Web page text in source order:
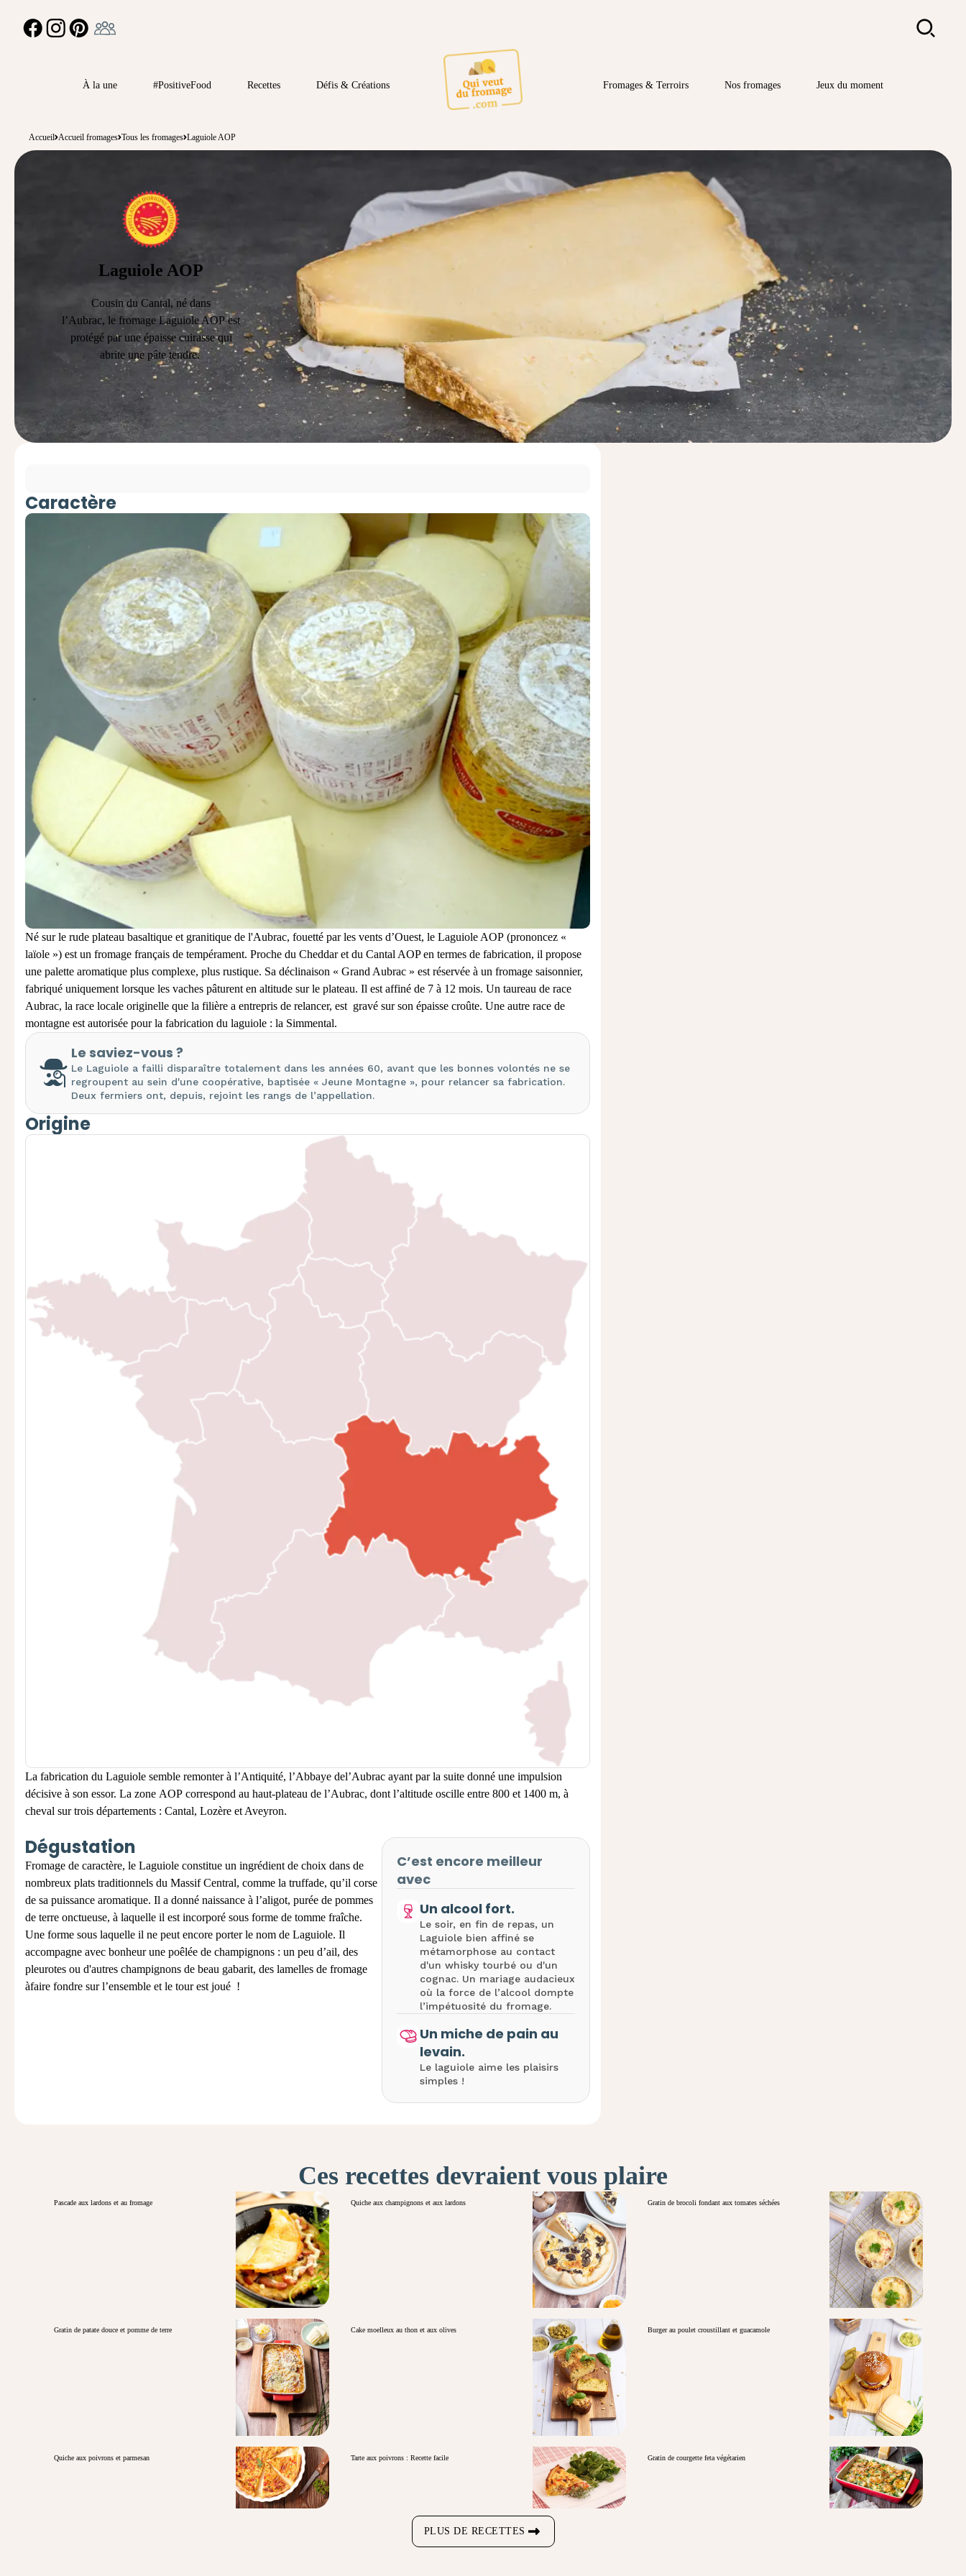
FACEBOOKINSTAGRAMPINTEREST Rechercher
À la une #PositiveFood Recettes Défis & Créations Fromages & Terroirs Nos fromages Jeux du moment
Accueil Accueil fromages Tous les fromages Laguiole AOP
Laguiole AOP
Cousin du Cantal, né dans
l’Aubrac, le fromage Laguiole AOPest
protégé par une épaisse cuirasse qui
abrite une pâte tendre.
Caractère
Né sur le rude plateau basaltique et granitique de l'Aubrac, fouetté par les vents d’Ouest, le Laguiole AOP (prononcez «
laïole ») est un fromage français de tempérament. Proche du Cheddar et du Cantal AOP en termes de fabrication, il propose
une palette aromatique plus complexe, plus rustique. Sa déclinaison « Grand Aubrac » est réservée à un fromage saisonnier,
fabriqué uniquement lorsque les vaches pâturent en altitude sur le plateau. Il est affiné de 7 à 12 mois. Un taureau de race
Aubrac, la race locale originelle que la filière a entrepris de relancer, est gravé sur son épaisse croûte. Une autre race de
montagne est autorisée pour la fabrication du laguiole : la Simmental.
Le saviez-vous ?
Le Laguiole a failli disparaître totalement dans les années 60, avant que les bonnes volontés ne se
regroupent au sein d'une coopérative, baptisée « Jeune Montagne », pour relancer sa fabrication.
Deux fermiers ont, depuis, rejoint les rangs de l’appellation.
Origine
La fabrication du Laguiole semble remonter à l’Antiquité, l’Abbaye del’Aubrac ayant par la suite donné une impulsion
décisive à son essor. La zone AOP correspond au haut-plateau de l’Aubrac, dont l’altitude oscille entre 800 et 1400 m, à
cheval sur trois départements : Cantal, Lozère et Aveyron.
Dégustation
Fromage de caractère, le Laguiole constitue un ingrédient de choix dans de
nombreux plats traditionnels du Massif Central, comme la truffade, qu’il corse
de sa puissance aromatique. Il a donné naissance à l’aligot, purée de pommes
de terre onctueuse, à laquelle il est incorporé sous forme de tomme fraîche.
Une forme sous laquelle il ne peut encore porter le nom de Laguiole. Il
accompagne avec bonheur une poêlée de champignons : un peu d’ail, des
pleurotes ou d'autres champignons de beau gabarit, des lamelles de fromage
àfaire fondre sur l’ensemble et le tour est joué !
C’est encore meilleur
avec
Un alcool fort.
Le soir, en fin de repas, un
Laguiole bien affiné se
métamorphose au contact
d'un whisky tourbé ou d'un
cognac. Un mariage audacieux
où la force de l’alcool dompte
l’impétuosité du fromage.
Un miche de pain au
levain.
Le laguiole aime les plaisirs
simples !
Ces recettes devraient vous plaire
Pascade aux lardons et au fromage Quiche aux champignons et aux lardons Gratin de brocoli fondant aux tomates séchées
Gratin de patate douce et pomme de terre Cake moelleux au thon et aux olives Burger au poulet croustillant et guacamole
Quiche aux poivrons et parmesan Tarte aux poivrons : Recette facile Gratin de courgette feta végétarien
PLUS DE RECETTES